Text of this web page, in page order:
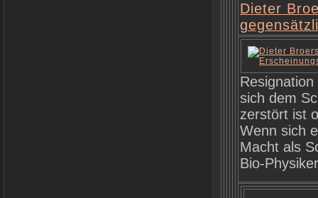
Dieter
sich dem
zerstört ist
Wenn sich
Macht als
Bio-